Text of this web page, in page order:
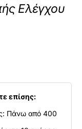
Ελέγχου
επίσης:
Πάνω από 400